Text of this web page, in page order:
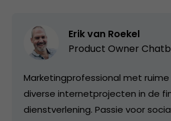
Erik van Roekel
Product Owner
Marketingprofessional met ruime
diverse internetprojecten in de
dienstverlening. Passie voor